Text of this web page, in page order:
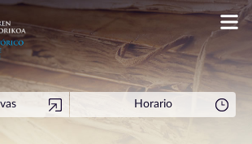
Horario